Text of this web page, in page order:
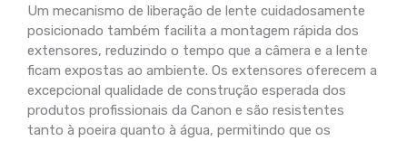
Um mecanismo de liberação de lente cuidadosamente
posicionado também facilita a montagem rápida dos
extensores, reduzindo o tempo que a câmera e a lente
ficam expostas ao ambiente. Os extensores oferecem a
excepcional qualidade de construção esperada dos
produtos profissionais da Canon e são resistentes
tanto à poeira quanto à água, permitindo que os